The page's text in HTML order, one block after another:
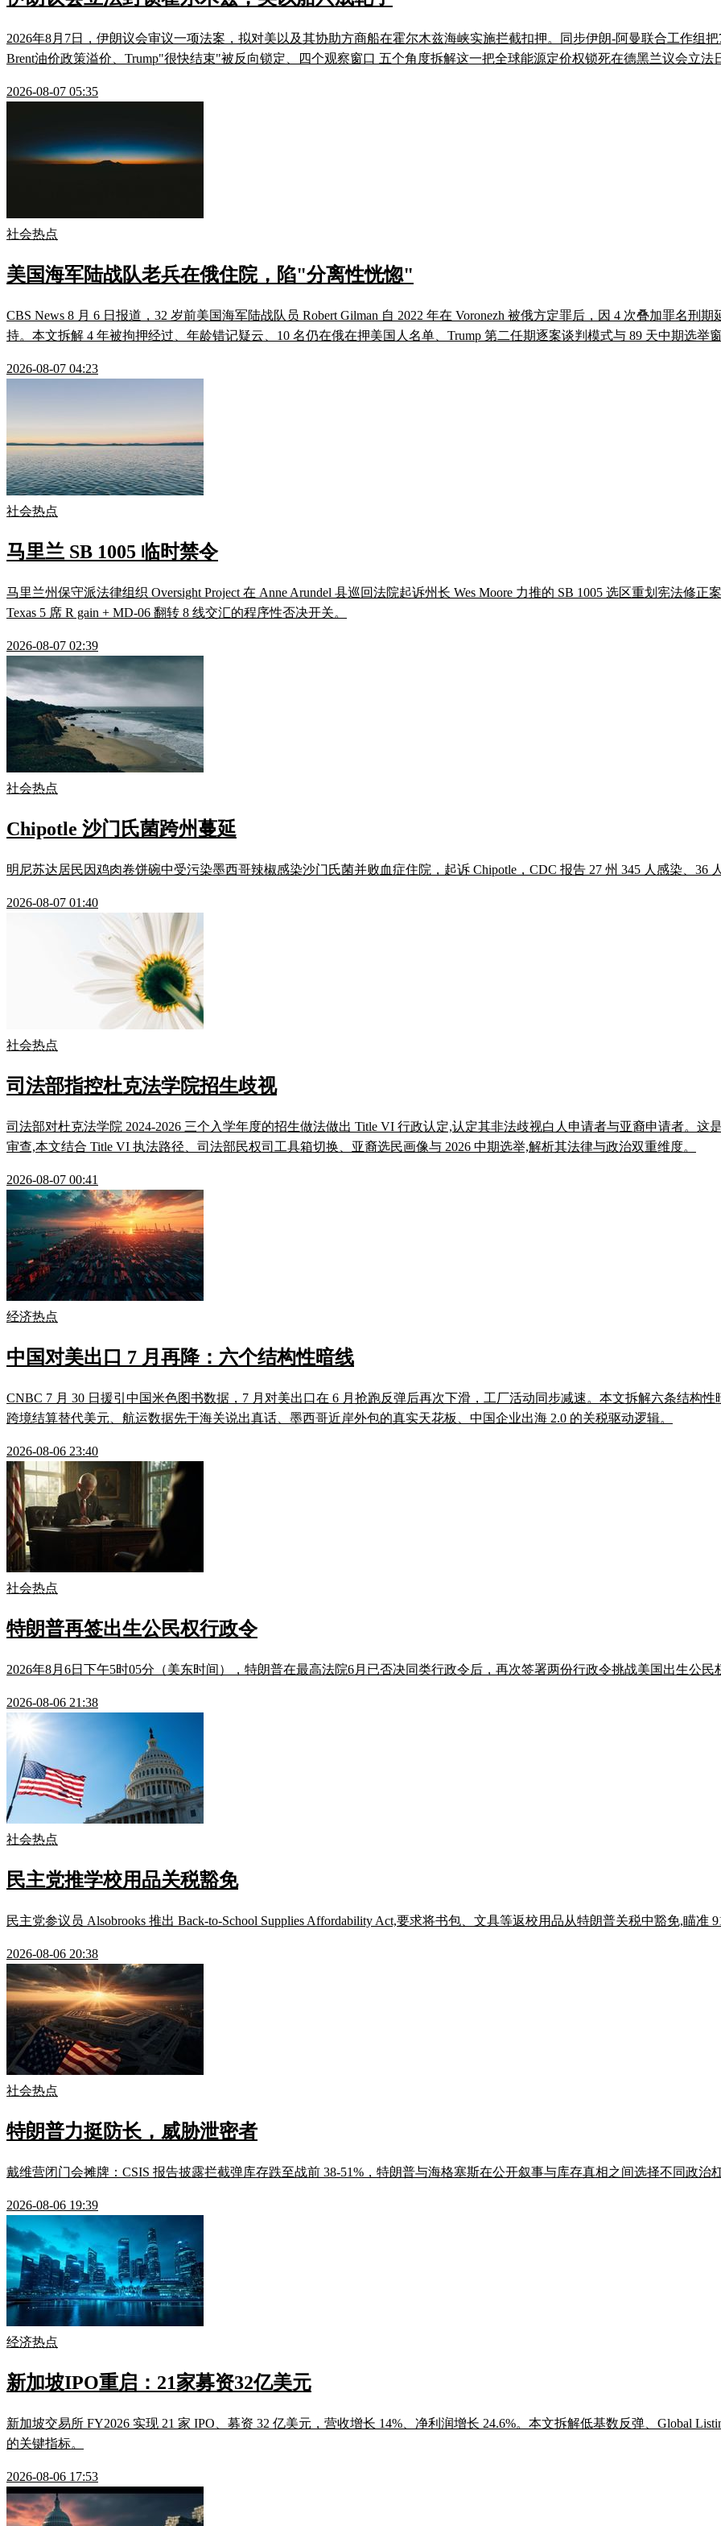
2026年8月7日，伊朗议会审议一项法案，拟对美以及其协助方商船在霍尔木兹海峡实施拦截扣押。同步伊朗-阿曼联合工作组
Brent油价政策溢价、Trump"很快结束"被反向锁定、四个观察窗口 五个角度拆解这一把全球能源定价权锁死在德黑兰议会立法
2026-08-07 05:35
社会热点
美国海军陆战队老兵在俄住院，陷"分离性恍惚"
CBS News 8 月 6 日报道，32 岁前美国海军陆战队员 Robert Gilman 自 2022 年在 Voronezh 被俄方定罪后，因 4 次叠加罪名刑
持。本文拆解 4 年被拘押经过、年龄错记疑云、10 名仍在俄在押美国人名单、Trump 第二任期逐案谈判模式与 89 天中期选举
2026-08-07 04:23
社会热点
马里兰 SB 1005 临时禁令
马里兰州保守派法律组织 Oversight Project 在 Anne Arundel 县巡回法院起诉州长 Wes Moore 力推的 SB 1005 选区重划宪法修
Texas 5 席 R gain + MD-06 翻转 8 线交汇的程序性否决开关。
2026-08-07 02:39
社会热点
Chipotle 沙门氏菌跨州蔓延
明尼苏达居民因鸡肉卷饼碗中受污染墨西哥辣椒感染沙门氏菌并败血症住院，起诉 Chipotle，CDC 报告 27 州 345 人感染、36
2026-08-07 01:40
社会热点
司法部指控杜克法学院招生歧视
司法部对杜克法学院 2024-2026 三个入学年度的招生做法做出 Title VI 行政认定,认定其非法歧视白人申请者与亚裔申请者。这
审查,本文结合 Title VI 执法路径、司法部民权司工具箱切换、亚裔选民画像与 2026 中期选举,解析其法律与政治双重维度。
2026-08-07 00:41
经济热点
中国对美出口 7 月再降：六个结构性暗线
CNBC 7 月 30 日援引中国米色图书数据，7 月对美出口在 6 月抢跑反弹后再次下滑，工厂活动同步减速。本文拆解六条结构
跨境结算替代美元、航运数据先于海关说出真话、墨西哥近岸外包的真实天花板、中国企业出海 2.0 的关税驱动逻辑。
2026-08-06 23:40
社会热点
特朗普再签出生公民权行政令
2026年8月6日下午5时05分（美东时间），特朗普在最高法院6月已否决同类行政令后，再次签署两份行政令挑战美国出生公
2026-08-06 21:38
社会热点
民主党推学校用品关税豁免
民主党参议员 Alsobrooks 推出 Back-to-School Supplies Affordability Act,要求将书包、文具等返校用品从特朗普关税中豁免,瞄准
2026-08-06 20:38
社会热点
特朗普力挺防长，威胁泄密者
戴维营闭门会摊牌：CSIS 报告披露拦截弹库存跌至战前 38-51%，特朗普与海格塞斯在公开叙事与库存真相之间选择不同政治
2026-08-06 19:39
经济热点
新加坡IPO重启：21家募资32亿美元
新加坡交易所 FY2026 实现 21 家 IPO、募资 32 亿美元，营收增长 14%、净利润增长 24.6%。本文拆解低基数反弹、Global
的关键指标。
2026-08-06 17:53